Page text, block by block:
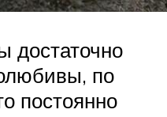
достаточно
по
постоянно